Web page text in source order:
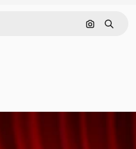
Cerca per
Ricerca